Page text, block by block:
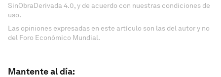
SinObraDerivada 4.0, y de acuerdo con nuestras condiciones de
uso.
Las opiniones expresadas en este artículo son las del autor y no
del Foro Económico Mundial.
Mantente al día: